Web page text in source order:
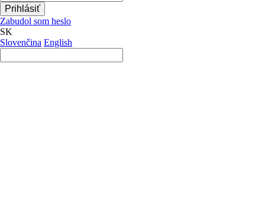
Zabudol som heslo
SK
Slovenčina English